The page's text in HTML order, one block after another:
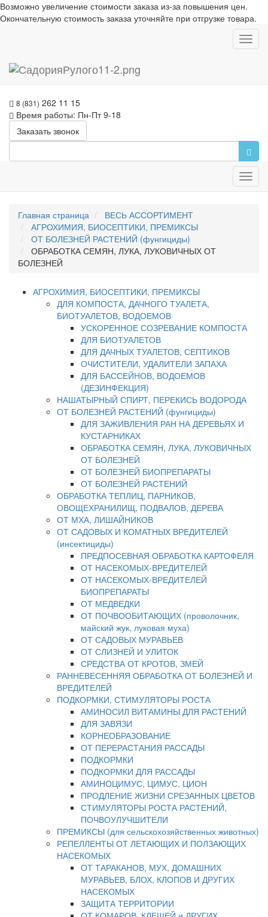
Возможно увеличение стоимости заказа из-за повышения цен.
Окончательную стоимость заказа уточняйте при отгрузке товара.
8 (831) 262 11 15
Время работы: Пн-Пт 9-18
Заказать звонок
Главная страница
ВЕСЬ АССОРТИМЕНТ
АГРОХИМИЯ, БИОСЕПТИКИ, ПРЕМИКСЫ
ОТ БОЛЕЗНЕЙ РАСТЕНИЙ (фунгициды)
ОБРАБОТКА СЕМЯН, ЛУКА, ЛУКОВИЧНЫХ ОТ
БОЛЕЗНЕЙ
АГРОХИМИЯ, БИОСЕПТИКИ, ПРЕМИКСЫ
ДЛЯ КОМПОСТА, ДАЧНОГО ТУАЛЕТА,
БИОТУАЛЕТОВ, ВОДОЕМОВ
УСКОРЕННОЕ СОЗРЕВАНИЕ КОМПОСТА
ДЛЯ БИОТУАЛЕТОВ
ДЛЯ ДАЧНЫХ ТУАЛЕТОВ, СЕПТИКОВ
ОЧИСТИТЕЛИ, УДАЛИТЕЛИ ЗАПАХА
ДЛЯ БАССЕЙНОВ, ВОДОЕМОВ
(ДЕЗИНФЕКЦИЯ)
НАШАТЫРНЫЙ СПИРТ, ПЕРЕКИСЬ ВОДОРОДА
ОТ БОЛЕЗНЕЙ РАСТЕНИЙ (фунгициды)
ДЛЯ ЗАЖИВЛЕНИЯ РАН НА ДЕРЕВЬЯХ И
КУСТАРНИКАХ
ОБРАБОТКА СЕМЯН, ЛУКА, ЛУКОВИЧНЫХ
ОТ БОЛЕЗНЕЙ
ОТ БОЛЕЗНЕЙ БИОПРЕПАРАТЫ
ОТ БОЛЕЗНЕЙ РАСТЕНИЙ
ОБРАБОТКА ТЕПЛИЦ, ПАРНИКОВ,
ОВОЩЕХРАНИЛИЩ, ПОДВАЛОВ, ДЕРЕВА
ОТ МХА, ЛИШАЙНИКОВ
ОТ САДОВЫХ И КОМАТНЫХ ВРЕДИТЕЛЕЙ
(инсектициды)
ПРЕДПОСЕВНАЯ ОБРАБОТКА КАРТОФЕЛЯ
ОТ НАСЕКОМЫХ-ВРЕДИТЕЛЕЙ
ОТ НАСЕКОМЫХ-ВРЕДИТЕЛЕЙ
БИОПРЕПАРАТЫ
ОТ МЕДВЕДКИ
ОТ ПОЧВООБИТАЮЩИХ (проволочник,
майский жук, луковая муха)
ОТ САДОВЫХ МУРАВЬЕВ
ОТ СЛИЗНЕЙ И УЛИТОК
СРЕДСТВА ОТ КРОТОВ, ЗМЕЙ
РАННЕВЕСЕННЯЯ ОБРАБОТКА ОТ БОЛЕЗНЕЙ И
ВРЕДИТЕЛЕЙ
ПОДКОРМКИ, СТИМУЛЯТОРЫ РОСТА
АМИНОСИЛ ВИТАМИНЫ ДЛЯ РАСТЕНИЙ
ДЛЯ ЗАВЯЗИ
КОРНЕОБРАЗОВАНИЕ
ОТ ПЕРЕРАСТАНИЯ РАССАДЫ
ПОДКОРМКИ
ПОДКОРМКИ ДЛЯ РАССАДЫ
АМИНОЦИМУС, ЦИМУС, ЦИОН
ПРОДЛЕНИЕ ЖИЗНИ СРЕЗАННЫХ ЦВЕТОВ
СТИМУЛЯТОРЫ РОСТА РАСТЕНИЙ,
ПОЧВОУЛУЧШИТЕЛИ
ПРЕМИКСЫ (для сельскохозяйственных животных)
РЕПЕЛЛЕНТЫ ОТ ЛЕТАЮЩИХ И ПОЛЗАЮЩИХ
НАСЕКОМЫХ
ОТ ТАРАКАНОВ, МУХ, ДОМАШНИХ
МУРАВЬЕВ, БЛОХ, КЛОПОВ И ДРУГИХ
НАСЕКОМЫХ
ЗАЩИТА ТЕРРИТОРИИ